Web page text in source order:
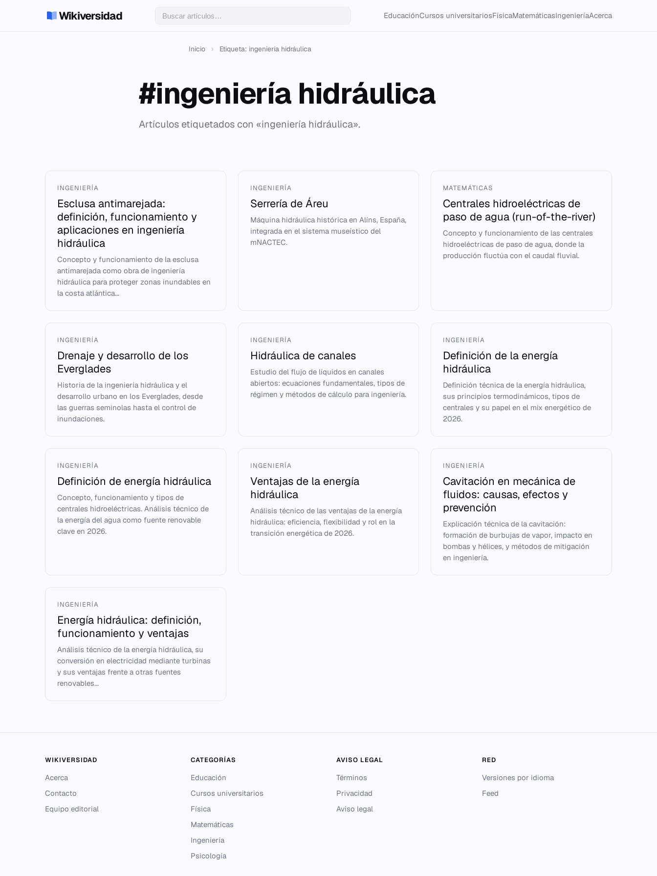
Wikiversidad EducaciónCursos universitariosFísicaMatemáticasIngenieríaAcerca
Inicio › Etiqueta: ingeniería hidráulica
#ingeniería hidráulica
Artículos etiquetados con «ingeniería hidráulica».
INGENIERÍA
Esclusa antimarejada:
definición, funcionamiento y
aplicaciones en ingeniería
hidráulica
Concepto y funcionamiento de la esclusa
antimarejada como obra de ingeniería
hidráulica para proteger zonas inundables en
la costa atlántica...
INGENIERÍA
Serrería de Áreu
Máquina hidráulica histórica en Alíns, España,
integrada en el sistema museístico del
mNACTEC.
MATEMÁTICAS
Centrales hidroeléctricas de
paso de agua (run-of-the-river)
Concepto y funcionamiento de las centrales
hidroeléctricas de paso de agua, donde la
producción fluctúa con el caudal fluvial.
INGENIERÍA
Drenaje y desarrollo de los
Everglades
Historia de la ingeniería hidráulica y el
desarrollo urbano en los Everglades, desde
las guerras seminolas hasta el control de
inundaciones.
INGENIERÍA
Hidráulica de canales
Estudio del flujo de líquidos en canales
abiertos: ecuaciones fundamentales, tipos de
régimen y métodos de cálculo para ingeniería.
INGENIERÍA
Definición de la energía
hidráulica
Definición técnica de la energía hidráulica,
sus principios termodinámicos, tipos de
centrales y su papel en el mix energético de
2026.
INGENIERÍA
Definición de energía hidráulica
Concepto, funcionamiento y tipos de
centrales hidroeléctricas. Análisis técnico de
la energía del agua como fuente renovable
clave en 2026.
INGENIERÍA
Ventajas de la energía
hidráulica
Análisis técnico de las ventajas de la energía
hidráulica: eficiencia, flexibilidad y rol en la
transición energética de 2026.
INGENIERÍA
Cavitación en mecánica de
fluidos: causas, efectos y
prevención
Explicación técnica de la cavitación:
formación de burbujas de vapor, impacto en
bombas y hélices, y métodos de mitigación
en ingeniería.
INGENIERÍA
Energía hidráulica: definición,
funcionamiento y ventajas
Análisis técnico de la energía hidráulica, su
conversión en electricidad mediante turbinas
y sus ventajas frente a otras fuentes
renovables...
WIKIVERSIDAD
Acerca
Contacto
Equipo editorial
CATEGORÍAS
Educación
Cursos universitarios
Física
Matemáticas
Ingeniería
Psicología
AVISO LEGAL
Términos
Privacidad
Aviso legal
RED
Versiones por idioma
Feed